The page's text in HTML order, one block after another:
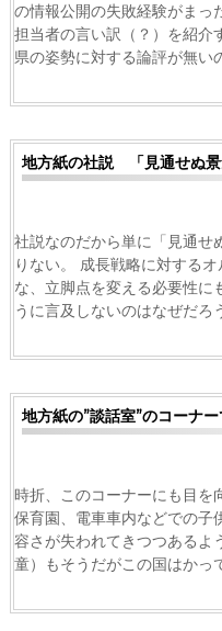
の情報公開の失敗経験がまっ
担当者の言い訳（？）を紹介
県の姿勢に対する論評が無い
地方紙の社説 「見通せぬ景
社説なのだから単に「見通せ
りない。 成長戦略に対する
な、立脚点を変える必要性に
うに言及しないのはなぜだろ
地方紙の”談話室”のコーナ
時折、このコーナーにも目を
保育園、電車車内などでの子
容さが失われてきつつあるよ
童）もそうだがこの国はかっ